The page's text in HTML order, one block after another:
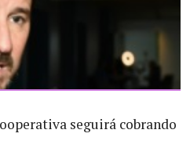
seguirá cobrando